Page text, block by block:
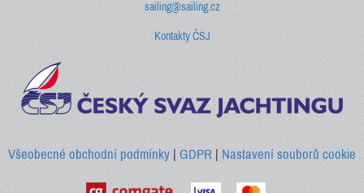
sailing@sailing.cz
Kontakty ČSJ
Všeobecné obchodní podmínky |GDPR Nastavení souborů cookie